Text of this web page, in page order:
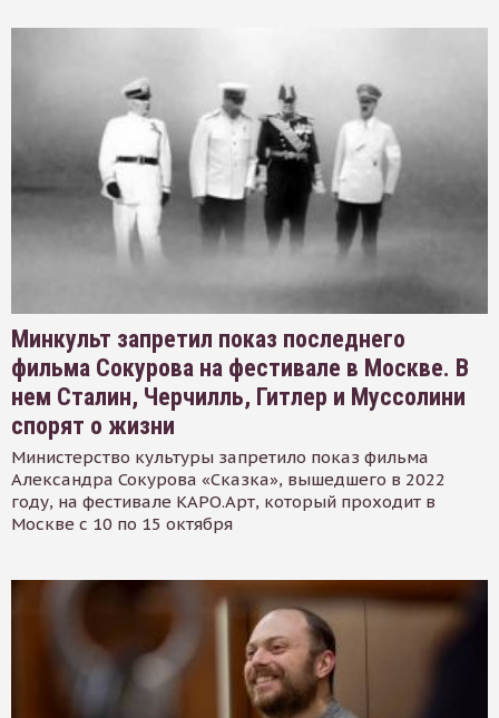
Минкульт запретил показ последнего
фильма Сокурова на фестивале в Москве. В
нем Сталин, Черчилль, Гитлер и Муссолини
спорят о жизни
Министерство культуры запретило показ фильма
Александра Сокурова «Сказка», вышедшего в 2022
году, на фестивале КАРО.Арт, который проходит в
Москве с 10 по 15 октября